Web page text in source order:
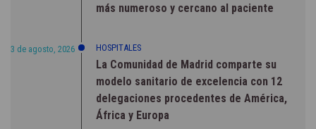
más numeroso y cercano al paciente
3 de agosto, 2026 HOSPITALES
La Comunidad de Madrid comparte su
modelo sanitario de excelencia con 12
delegaciones procedentes de América,
África y Europa